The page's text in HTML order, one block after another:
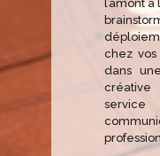
l’amont
chez vos
dans